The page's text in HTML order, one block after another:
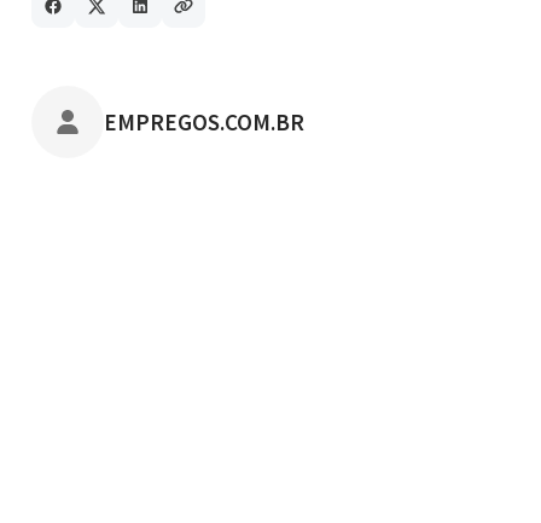
POSTADO POR
EMPREGOS.COM.BR